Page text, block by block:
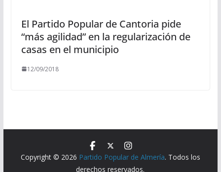
El Partido Popular de Cantoria pide
“más agilidad” en la regularización de
casas en el municipio
12/09/2018
Copyright © 2026 Partido Popular de Almería. Todos los
derechos reservados.